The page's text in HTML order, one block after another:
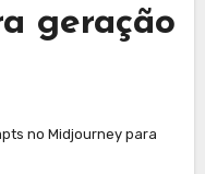
geração
no Midjourney para